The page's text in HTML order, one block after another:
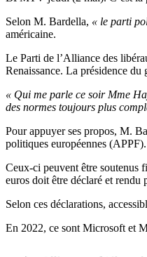
Selon M. Bardella, « le parti
américaine.
Le Parti de l’Alliance des
Renaissance. La présidence du
« Qui me parle ce soir Mme
des normes toujours plus
Pour appuyer ses propos, M.
politiques européennes (APPF).
Ceux-ci peuvent être soutenus
euros doit être déclaré et rendu
Selon ces déclarations,
En 2022, ce sont Microsoft et